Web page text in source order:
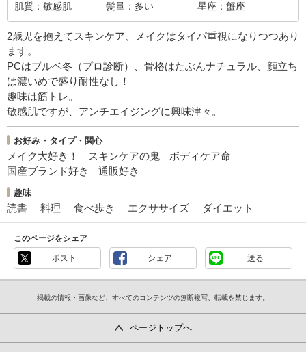
肌質
敏感肌 髪量 多い 星座 蟹座
2歳児を抱えてスキンケア、メイクはタイパ重視になりつつあり
ます。
PCはブルベ冬（プロ診断）、骨格はたぶんナチュラル、顔立ち
は濃いめで盛り耐性なし！
趣味は筋トレ。
敏感肌ですが、アンチエイジングに興味津々。
お好み・タイプ・関心
メイク大好き！ スキンケアの鬼
ボディケア命
国産ブランド好き
通販好き
趣味
読書 料理 食べ歩き エクササイズ ダイエット
このページをシェア
ポスト シェア 送る
掲載の情報・画像など、すべてのコンテンツの無断複写、転載を禁じます。
ページトップへ